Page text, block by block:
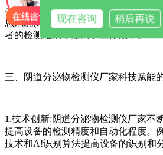
4.信息化管理:部分设备能够自动传输
息系统(HS)等，实现信息化管理，方
者的检测结果，提高了工作效率。
三、阴道分泌物检测仪厂家科技赋能
1.技术创新:阴道分泌物检测仪厂家不
提高设备的检测精度和自动化程度。
技术和A!识别算法提高设备的识别和
现在咨询 稍后再说